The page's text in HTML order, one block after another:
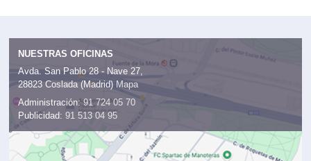
NUESTRAS OFICINAS
Avda. San Pablo 28 - Nave 27,
28823 Coslada (Madrid) Mapa
Administración: 91 724 05 70
Publicidad: 91 513 04 95